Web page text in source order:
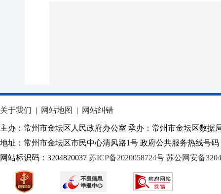
关于我们 | 网站地图 | 网站纠错
主办：常州市金坛区人民政府办公室 承办：常州市金坛区数据
地址：常州市金坛区市民中心清风路1号 政府公共服务热线号码
网站标识码：3204820037 苏ICP备2020058724号 苏公网安备